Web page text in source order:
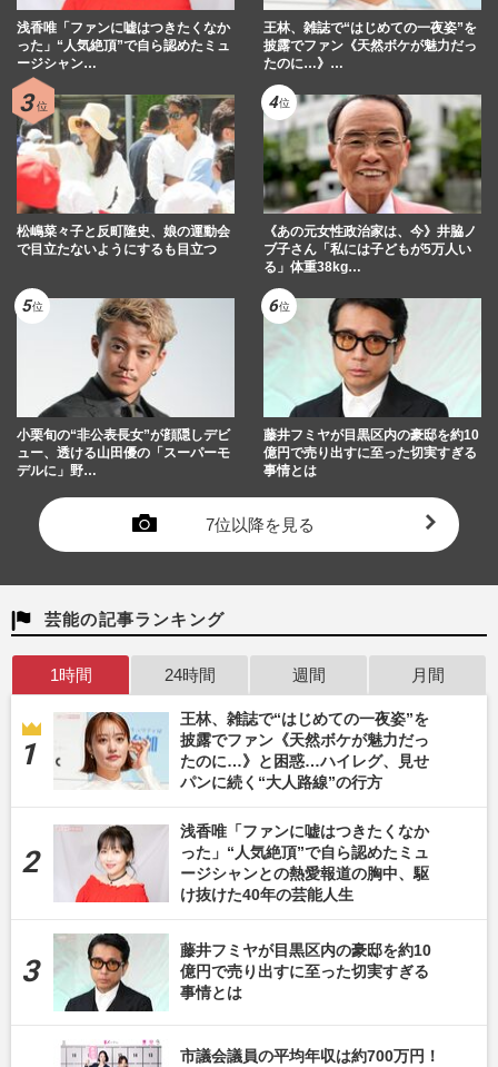
浅香唯「ファンに嘘はつきたくなか
った」“人気絶頂”で自ら認めたミュ
ージシャン…
王林、雑誌で“はじめての一夜姿”を
披露でファン《天然ボケが魅力だっ
たのに…》…
松嶋菜々子と反町隆史、娘の運動会
で目立たないようにするも目立つ
《あの元女性政治家は、今》井脇ノ
ブ子さん「私には子どもが5万人い
る」体重38kg…
小栗旬の“非公表長女”が顔隠しデビ
ュー、透ける山田優の「スーパーモ
デルに」野…
藤井フミヤが目黒区内の豪邸を約10
億円で売り出すに至った切実すぎる
事情とは
7位以降を見る
芸能の記事ランキング
1時間 24時間 週間 月間
王林、雑誌で“はじめての一夜姿”を
披露でファン《天然ボケが魅力だっ
たのに…》と困惑…ハイレグ、見せ
パンに続く“大人路線”の行方
浅香唯「ファンに嘘はつきたくなか
った」“人気絶頂”で自ら認めたミュ
ージシャンとの熱愛報道の胸中、駆
け抜けた40年の芸能人生
藤井フミヤが目黒区内の豪邸を約10
億円で売り出すに至った切実すぎる
事情とは
市議会議員の平均年収は約700万円！